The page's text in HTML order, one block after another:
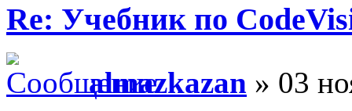
Re: Учебник по
almazkazan » 03